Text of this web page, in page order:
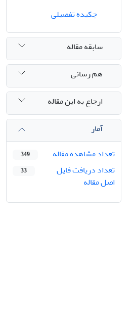
چکیده تفصیلی
سابقه مقاله
هم رسانی
ارجاع به این مقاله
آمار
تعداد مشاهده مقاله
349
تعداد دریافت فایل
اصل مقاله
33